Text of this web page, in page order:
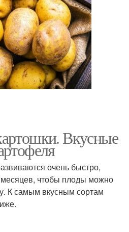
Вкусные
очень быстро,
месяцев, чтобы плоды можно
К самым вкусным сортам